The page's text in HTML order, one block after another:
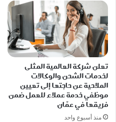
تعلن شركة العالمية المثلى
لخدمات الشحن والوكالات
الملاحية عن حاجتها إلى تعيين
موظفي خدمة عملاء للعمل ضمن
فريقها في عمّان
منذ أسبوع واحد